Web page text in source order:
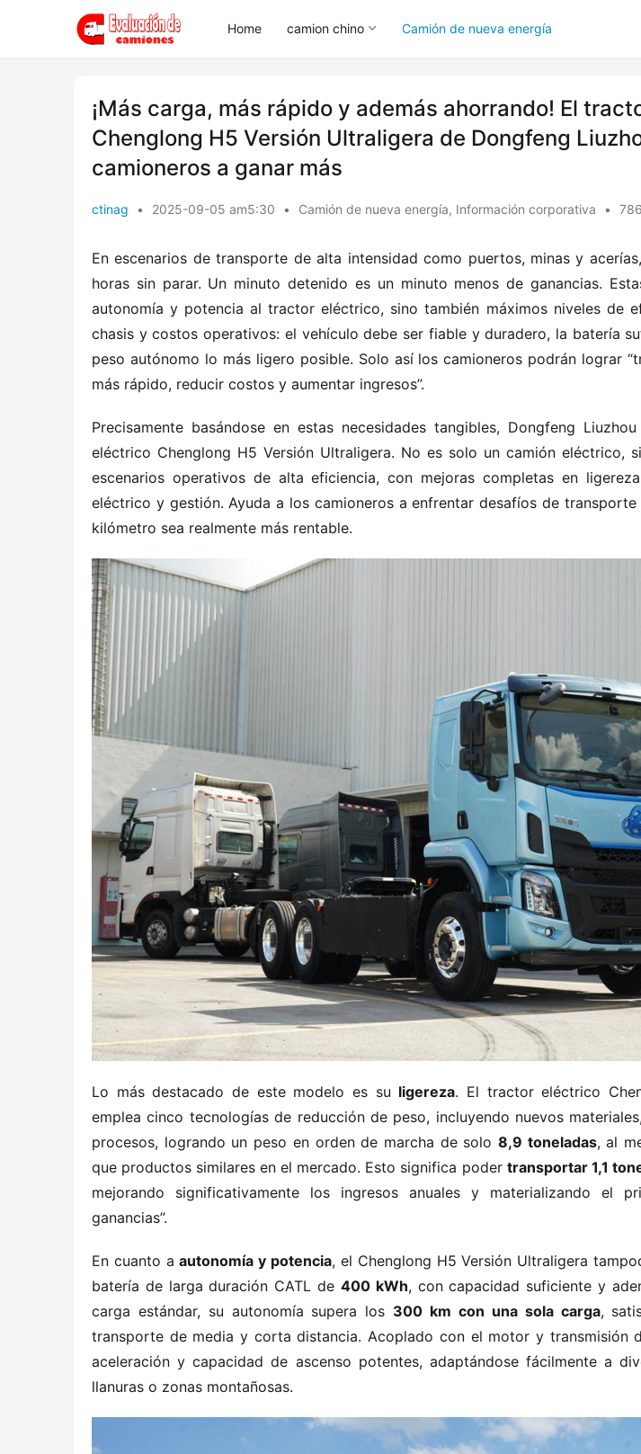
Home camion chino Camión de nueva energía
¡Más carga, más rápido y además ahorrando! El
Chenglong H5 Versión Ultraligera de Dongfeng
camioneros a ganar más
ctinag • 2025-09-05 am5:30 • Camión de nueva energía, Información corporativa •
En escenarios de transporte de alta intensidad como puertos, minas y
horas sin parar. Un minuto detenido es un minuto menos de ganancias.
autonomía y potencia al tractor eléctrico, sino también máximos niveles de
chasis y costos operativos: el vehículo debe ser fiable y duradero, la batería
peso autónomo lo más ligero posible. Solo así los camioneros podrán lograr
más rápido, reducir costos y aumentar ingresos”.
Precisamente basándose en estas necesidades tangibles, Dongfeng
eléctrico Chenglong H5 Versión Ultraligera. No es solo un camión eléctrico,
escenarios operativos de alta eficiencia, con mejoras completas en
eléctrico y gestión. Ayuda a los camioneros a enfrentar desafíos de
kilómetro sea realmente más rentable.
Lo más destacado de este modelo es su ​ ​ligereza​​. El tractor eléctrico
emplea cinco tecnologías de reducción de peso, incluyendo nuevos
procesos, logrando un peso en orden de marcha de solo ​​8,9 toneladas​​, al
que productos similares en el mercado. Esto significa poder ​ ​transportar 1,1
mejorando significativamente los ingresos anuales y materializando el
ganancias”.
En cuanto a ​​autonomía y potencia​​, el Chenglong H5 Versión Ultraligera
batería de larga duración CATL de ​ ​400 kWh​​, con capacidad suficiente y
carga estándar, su autonomía supera los ​ ​300 km con una sola carga​​,
transporte de media y corta distancia. Acoplado con el motor y transmisión
aceleración y capacidad de ascenso potentes, adaptándose fácilmente a
llanuras o zonas montañosas.